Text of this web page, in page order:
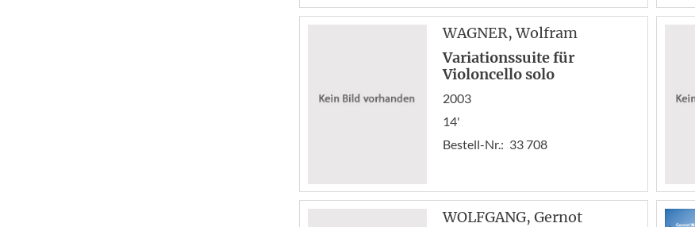
WAGNER, Wolfram
Variationssuite für
Violoncello solo
2003
14'
Bestell-Nr.: 33 708
WOLFGANG, Gernot